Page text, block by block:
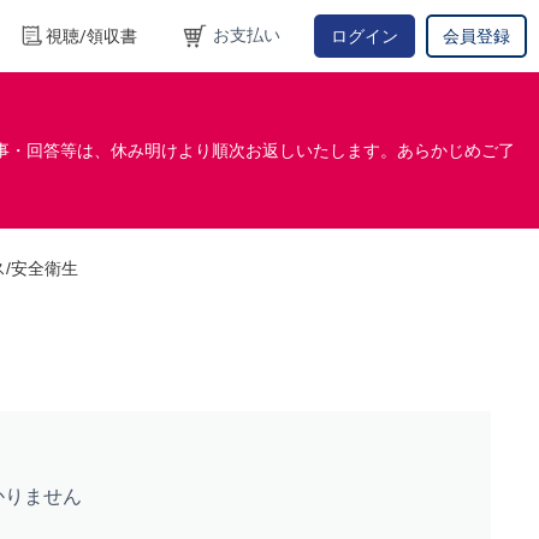
視聴/領収書 お支払い ログイン 会員登録
回答等は、休み明けより順次お返しいたします。あらかじめご了
/安全衛生
ません